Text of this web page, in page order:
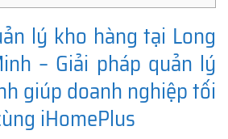
lý kho hàng tại Long
– Giải pháp quản lý
giúp doanh nghiệp tối
iHomePlus